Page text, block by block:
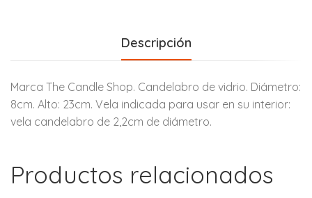
Descripción
Marca The Candle Shop. Candelabro de vidrio. Diámetro:
8cm. Alto: 23cm. Vela indicada para usar en su interior:
vela candelabro de 2,2cm de diámetro.
Productos relacionados